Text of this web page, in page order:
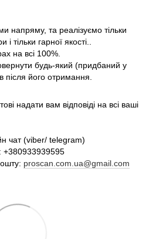
напряму, та реалізуємо тільки
тільки гарної якості..
на всі 100%.
будь-який (придбаний у
після його отримання.
надати вам відповіді на всі ваші
чат (viber/ telegram)
+380933939595
proscan.com.ua@gmail.com